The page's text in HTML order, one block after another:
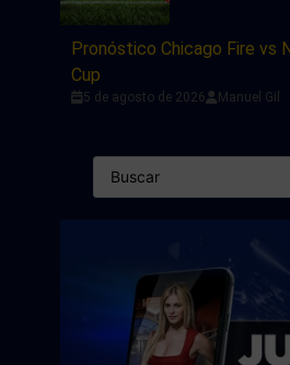
Pronóstico Chicago Fire vs
Cup
5 de agosto de 2026 Manuel Gil